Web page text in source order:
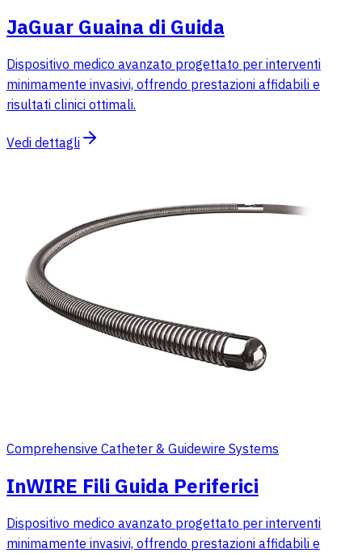
JaGuar Guaina di Guida
Dispositivo medico avanzato progettato per interventi
minimamente invasivi, offrendo prestazioni affidabili e
risultati clinici ottimali.
Vedi dettagli
Comprehensive Catheter & Guidewire Systems
InWIRE Fili Guida Periferici
Dispositivo medico avanzato progettato per interventi
minimamente invasivi, offrendo prestazioni affidabili e